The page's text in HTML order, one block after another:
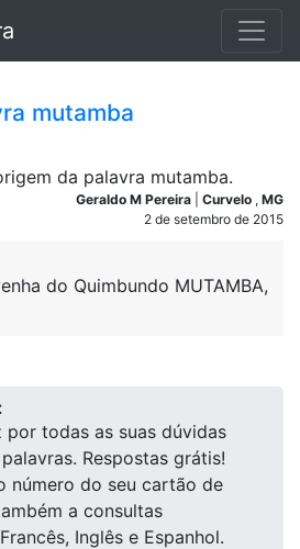
mutamba
da palavra mutamba.
Geraldo M Pereira Curvelo , MG
2 de setembro de 2015
do Quimbundo MUTAMBA,
por todas as suas dúvidas
Respostas grátis!
número do seu cartão de
a consultas
Inglês e Espanhol.